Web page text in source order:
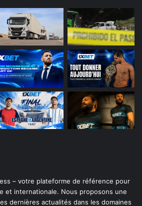
– votre plateforme de référence pour
et internationale. Nous proposons une
dernières actualités dans les domaines